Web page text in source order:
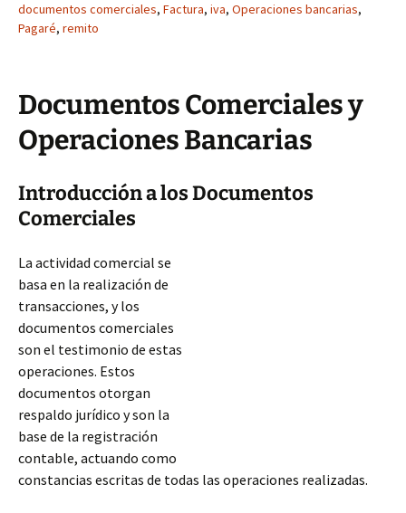
documentos comerciales, Factura, iva, Operaciones bancarias,
Pagaré, remito
Documentos Comerciales y
Operaciones Bancarias
Introducción a los Documentos
Comerciales
La actividad comercial se
basa en la realización de
transacciones, y los
documentos comerciales
son el testimonio de estas
operaciones. Estos
documentos otorgan
respaldo jurídico y son la
base de la registración
contable, actuando como
constancias escritas de todas las operaciones realizadas.